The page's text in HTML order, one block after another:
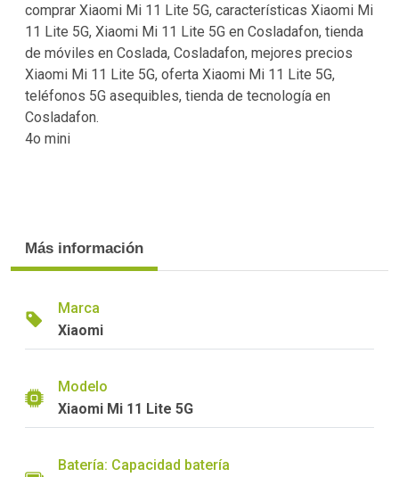
comprar Xiaomi Mi 11 Lite 5G, características Xiaomi Mi
11 Lite 5G, Xiaomi Mi 11 Lite 5G en Cosladafon, tienda
de móviles en Coslada, Cosladafon, mejores precios
Xiaomi Mi 11 Lite 5G, oferta Xiaomi Mi 11 Lite 5G,
teléfonos 5G asequibles, tienda de tecnología en
Cosladafon.
4o mini
Más información
Marca
Xiaomi
Modelo
Xiaomi Mi 11 Lite 5G
Batería: Capacidad batería